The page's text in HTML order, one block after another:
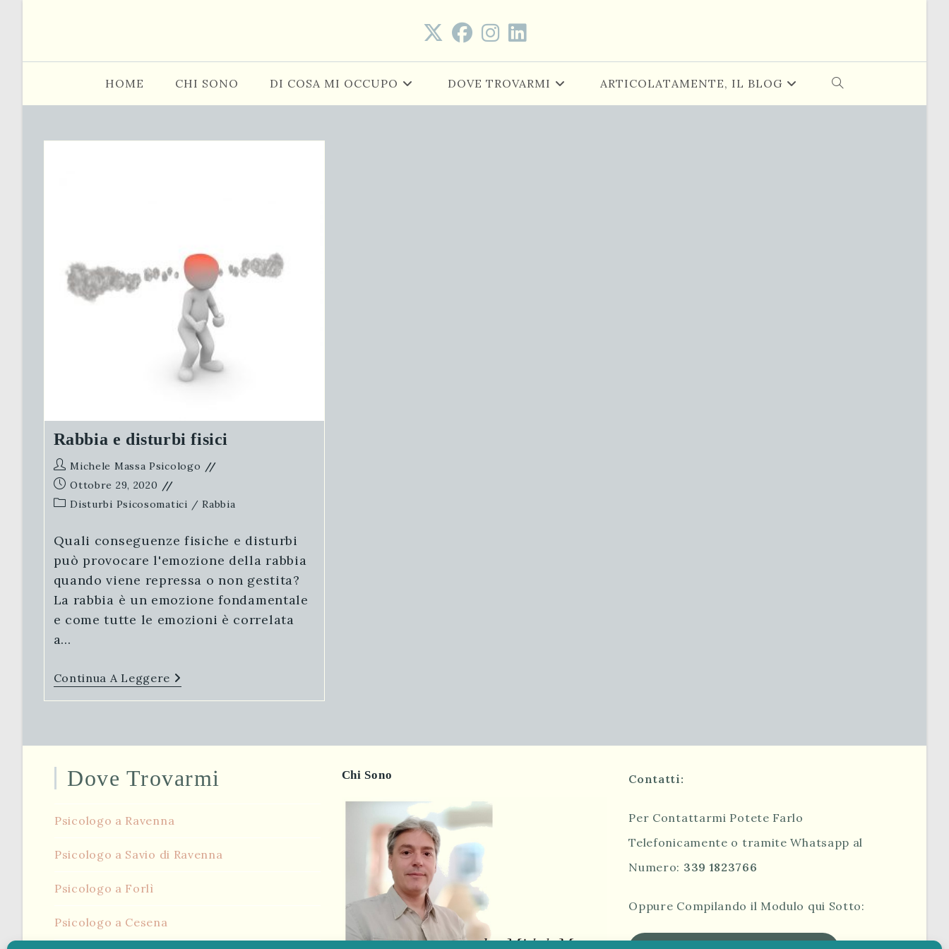
HOME CHI SONO DI COSA MI OCCUPO DOVE TROVARMI ARTICOLATAMENTE, IL BLOG ATTIVA/DISATTIVA
Rabbia e disturbi fisici
Autore
dell'articolo:
Michele Massa Psicologo
Articolo
pubblicato:
Ottobre 29, 2020
Categoria
Disturbi Psicosomatici / Rabbia
Quali conseguenze fisiche e disturbi
può provocare l'emozione della rabbia
quando viene repressa o non gestita?
La rabbia è un emozione fondamentale
e come tutte le emozioni è correlata
a…
Continua A Leggere Rabbia
E
Disturbi
Dove Trovarmi
Psicologo a Ravenna
Psicologo a Savio di Ravenna
Psicologo a Forlì
Psicologo a Cesena
Chi Sono Contatti:
Per Contattarmi Potete Farlo
Telefonicamente o tramite Whatsapp al
Numero: 339 1823766
Oppure Compilando il Modulo qui Sotto: